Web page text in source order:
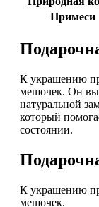
Примеси
К украшению
мешочек. Он
натуральной
который
состоянии.
К украшению
мешочек.